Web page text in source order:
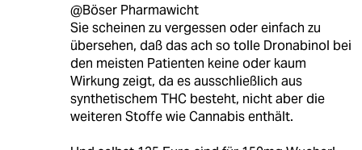
@Böser Pharmawicht
Sie scheinen zu vergessen oder einfach zu
übersehen, daß das ach so tolle Dronabinol bei
den meisten Patienten keine oder kaum
Wirkung zeigt, da es ausschließlich aus
synthetischem THC besteht, nicht aber die
weiteren Stoffe wie Cannabis enthält.